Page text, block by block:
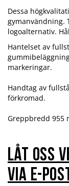
Dessa
gymanvändning.
logoalternativ.
Hantelset av
markeringar.
Handtag av
förkromad.
Greppbredd 955
Låt oss
via e-